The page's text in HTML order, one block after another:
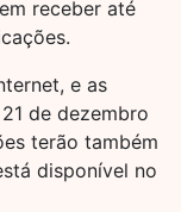
receber até
e as
de dezembro
terão também
disponível no